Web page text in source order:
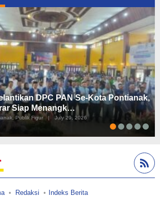
DPC PAN Se-Kota Pontianak,
Siap Menangk…
Publik Figur | July 29, 2026
Redaksi Indeks Berita